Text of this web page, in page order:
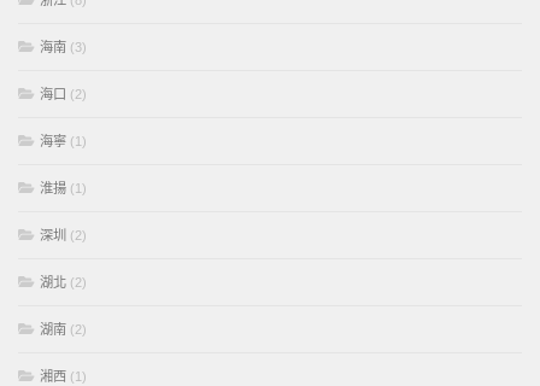
海南 (3)
海口 (2)
海寧 (1)
淮揚 (1)
深圳 (2)
湖北 (2)
湖南 (2)
湘西 (1)